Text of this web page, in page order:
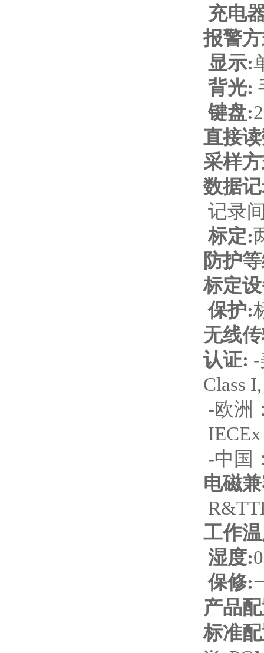
充电
报警
显示:
背光:
键盘:
直接
采样
数据
记录
标定:
防护
标定
保护:
无线
认证: -
Class
-欧洲
IECEx
-中国
电磁
工作
湿度:
保修:
产品
标准